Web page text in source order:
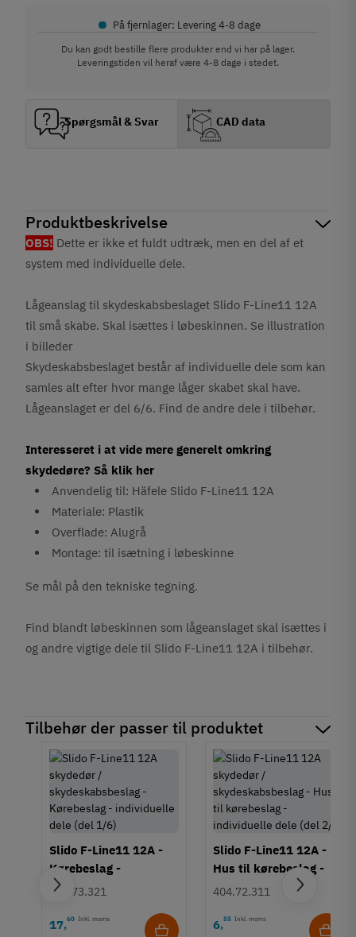
Produktbeskrivelse
OBS! Dette er ikke et fuldt udtræk, men en del af et
system med individuelle dele.
Lågeanslag til skydeskabsbeslaget Slido F-Line11 12A
til små skabe. Skal isættes i løbeskinnen. Se illustration
i billeder
Skydeskabsbeslaget består af individuelle dele som kan
samles alt efter hvor mange låger skabet skal have.
Lågeanslaget er del 6/6. Find de andre dele i tilbehør.
Interesseret i at vide mere generelt omkring
skydedøre? Så klik her
Anvendelig til: Häfele Slido F-Line11 12A
Materiale: Plastik
Overflade: Alugrå
Montage: til isætning i løbeskinne
Se mål på den tekniske tegning.
Find blandt løbeskinnen som lågeanslaget skal isættes i
og andre vigtige dele til Slido F-Line11 12A i tilbehør.
Tilbehør der passer til produktet
Slido F-Line11 12A -
Kørebeslag -
individuelle dele (del
404.73.321
17,60 Inkl. moms
Slido F-Line11 12A -
Hus til kørebeslag -
individuelle dele (del
404.72.311
6,55 Inkl. moms
• På fjernlager: Levering 4-8 dage
Du kan godt bestille flere produkter end vi har på lager.
Leveringstiden vil heraf være 4-8 dage i stedet.
Spørgsmål & Svar CAD data